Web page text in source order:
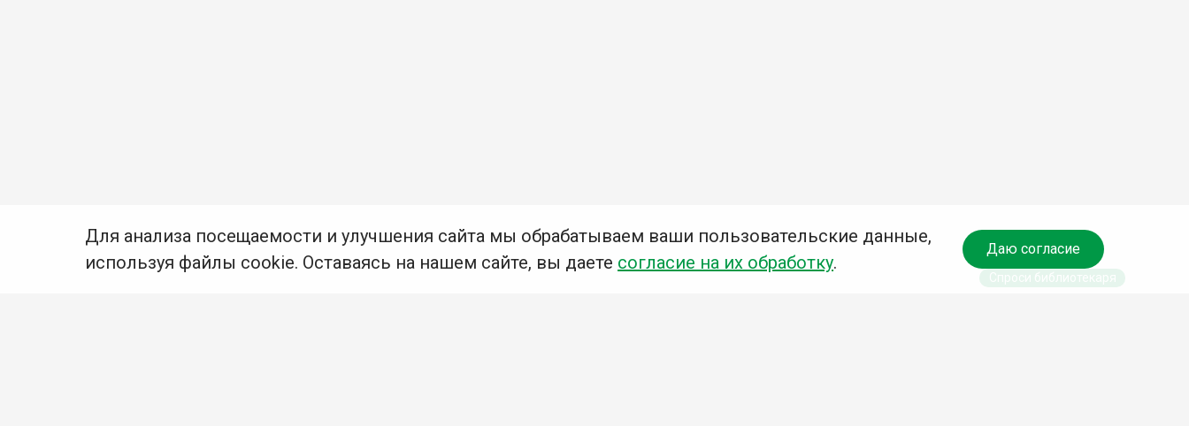
Для анализа посещаемости и улучшения сайта мы обрабатываем ваши пользовательские данные,
используя файлы cookie. Оставаясь на нашем сайте, вы даете согласие на их обработку.
Даю согласие
Спроси библиотекаря